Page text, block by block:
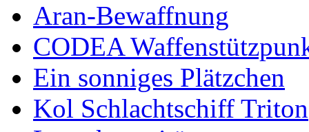
Aran-Bewaffnung
CODEA
Ein sonniges Plätzchen
Kol Schlachtschiff Triton